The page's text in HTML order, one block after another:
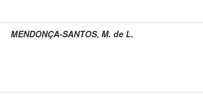
MENDONÇA-SANTOS, M. de L.